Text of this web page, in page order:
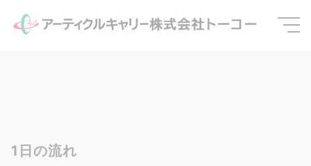
1日の流れ